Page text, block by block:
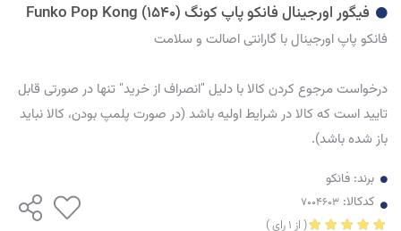
فیگور اورجینال فانکو پاپ کونگ (1540) Funko Pop Kong
فانکو پاپ اورجینال با گارانتی اصالت و سلامت
درخواست مرجوع کردن کالا با دلیل "انصراف از خرید" تنها در صورتی قابل
تایید است که کالا در شرایط اولیه باشد (در صورت پلمپ بودن، کالا نباید
باز شده باشد).
برند: فانکو
کدکالا:
( از 1 رای)